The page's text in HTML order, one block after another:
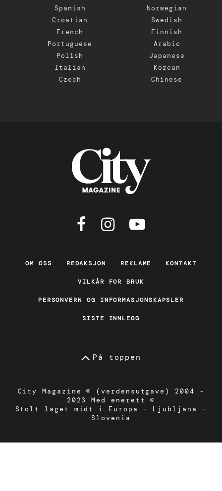
Spanish
Croatian
French
Portuguese
Polish
Italian
Czech
Norwegian
Swedish
Finnish
Arabic
Japanese
Korean
Chinese
OM OSS REDAKSJON REKLAME KONTAKT
VILKÅR FOR BRUK
PERSONVERN OG INFORMASJONSKAPSLER
SISTE INNLEGG
På toppen
City Magazine ® (verdensutgave) 2004 -
2023 Med enerett ©
Stolt laget midt i Europa - Ljubljana -
Slovenia